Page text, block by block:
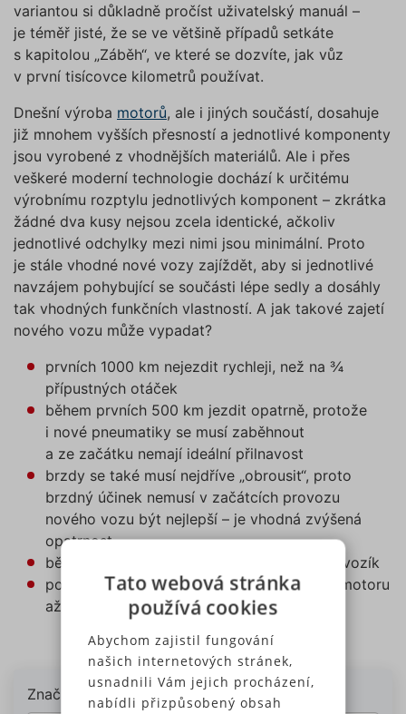
variantou si důkladně pročíst uživatelský manuál –
je téměř jisté, že se ve většině případů setkáte
s kapitolou „Záběh“, ve které se dozvíte, jak vůz
v první tisícovce kilometrů používat.
Dnešní výroba motorů, ale i jiných součástí, dosahuje
již mnohem vyšších přesností a jednotlivé komponenty
jsou vyrobené z vhodnějších materiálů. Ale i přes
veškeré moderní technologie dochází k určitému
výrobnímu rozptylu jednotlivých komponent – zkrátka
žádné dva kusy nejsou zcela identické, ačkoliv
jednotlivé odchylky mezi nimi jsou minimální. Proto
je stále vhodné nové vozy zajíždět, aby si jednotlivé
navzájem pohybující se součásti lépe sedly a dosáhly
tak vhodných funkčních vlastností. A jak takové zajetí
nového vozu může vypadat?
prvních 1000 km nejezdit rychleji, než na ¾
přípustných otáček
během prvních 500 km jezdit opatrně, protože
i nové pneumatiky se musí zaběhnout
a ze začátku nemají ideální přilnavost
brzdy se také musí nejdříve „obrousit“, proto
brzdný účinek nemusí v začátcích provozu
nového vozu být nejlepší – je vhodná zvýšená
opatrnost
během záběhu nepoužívejte plně naložený vozík
po první 1 000 km můžete zvyšovat zátěž motoru
až do nejvyšších přípustných otáček
Kalkulačka povinného ručení
Značka vozidla, které chcete pojistit:
Tato webová stránka
používá cookies
Abychom zajistil fungování
našich internetových stránek,
usnadnili Vám jejich procházení,
nabídli přizpůsobený obsah